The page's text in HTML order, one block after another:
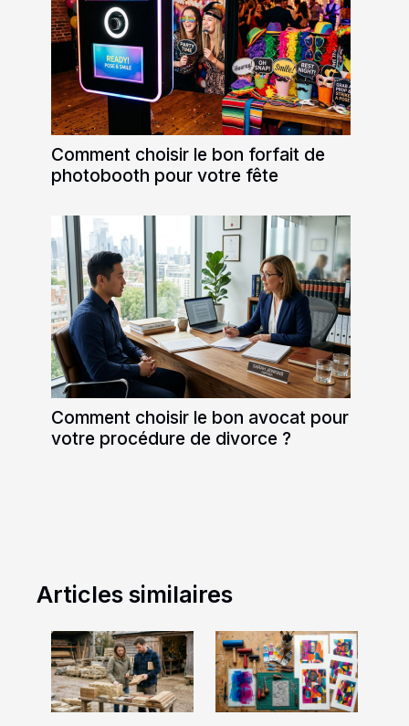
Comment choisir le bon forfait de
photobooth pour votre fête
Comment choisir le bon avocat pour
votre procédure de divorce ?
Articles similaires